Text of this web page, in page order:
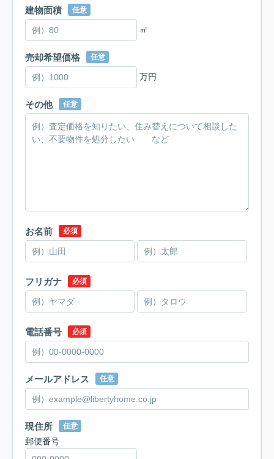
建物面積 任意
㎡
売却希望価格 任意
万円
その他 任意
お名前 必須
フリガナ 必須
電話番号 必須
メールアドレス 任意
現住所 任意
郵便番号